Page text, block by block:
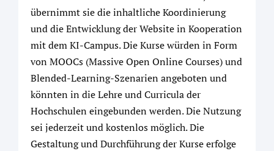
übernimmt sie die inhaltliche Koordinierung
und die Entwicklung der Website in Kooperation
mit dem KI-Campus. Die Kurse würden in Form
von MOOCs (Massive Open Online Courses) und
Blended-Learning-Szenarien angeboten und
könnten in die Lehre und Curricula der
Hochschulen eingebunden werden. Die Nutzung
sei jederzeit und kostenlos möglich. Die
Gestaltung und Durchführung der Kurse erfolge